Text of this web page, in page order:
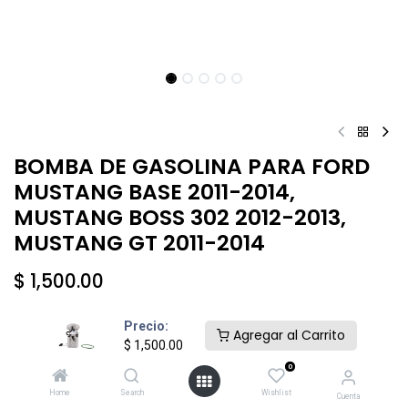
Precio:
$ 1,500.00
Agregar al Carrito
Home Search
0
Wishlist Cuenta
BOMBA DE GASOLINA PARA FORD
MUSTANG BASE 2011-2014,
MUSTANG BOSS 302 2012-2013,
MUSTANG GT 2011-2014
$ 1,500.00
Añadir al carrito Comprar ahora